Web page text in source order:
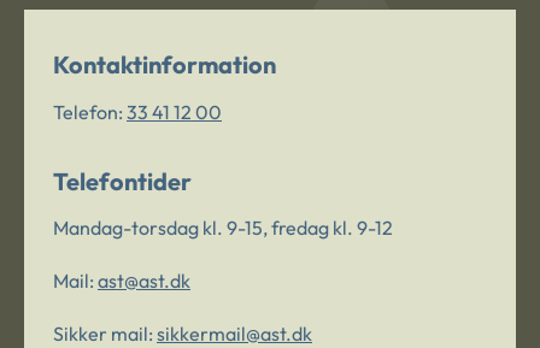
Kontaktinformation
Telefon: 33 41 12 00
Telefontider
Mandag-torsdag kl. 9-15, fredag kl. 9-12
Mail: ast@ast.dk
Sikker mail: sikkermail@ast.dk